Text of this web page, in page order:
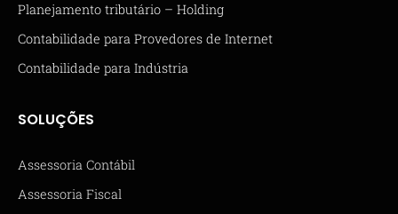
Planejamento tributário – Holding
Contabilidade para Provedores de Internet
Contabilidade para Indústria
SOLUÇÕES
Assessoria Contábil
Assessoria Fiscal